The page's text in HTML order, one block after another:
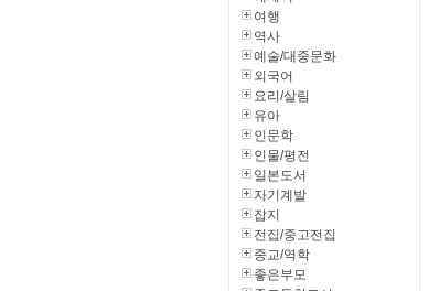
여행
역사
예술/대중문화
외국어
요리/살림
유아
인문학
인물/평전
일본도서
자기계발
잡지
전집/중고전집
종교/역학
좋은부모